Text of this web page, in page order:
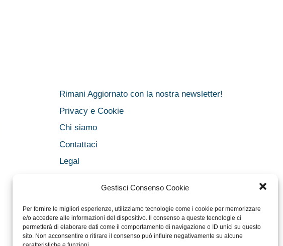
Gestisci Consenso Cookie
Per fornire le migliori esperienze, utilizziamo tecnologie come i cookie per memorizzare
e/o accedere alle informazioni del dispositivo. Il consenso a queste tecnologie ci
permetterà di elaborare dati come il comportamento di navigazione o ID unici su questo
sito. Non acconsentire o ritirare il consenso può influire negativamente su alcune
Rimani Aggiornato con la nostra newsletter!
Privacy e Cookie
Chi siamo
Contattaci
Legal
Disclaimer medico
Disconoscimento